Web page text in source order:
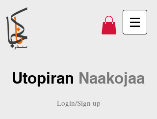
Utopiran Naakojaa
Login/Sign up